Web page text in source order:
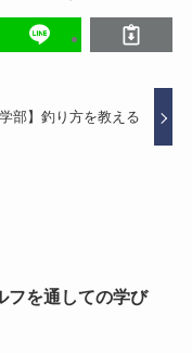
学部】釣り方を教える
フを通しての学び